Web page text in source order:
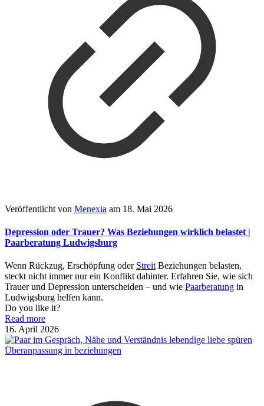
Veröffentlicht von Menexia am 18. Mai 2026
Depression oder Trauer? Was Beziehungen wirklich belastet |
Paarberatung Ludwigsburg
Wenn Rückzug, Erschöpfung oder Streit Beziehungen belasten,
steckt nicht immer nur ein Konflikt dahinter. Erfahren Sie, wie sich
Trauer und Depression unterscheiden – und wie Paarberatung in
Ludwigsburg helfen kann.
Do you like it?
Read more
16. April 2026